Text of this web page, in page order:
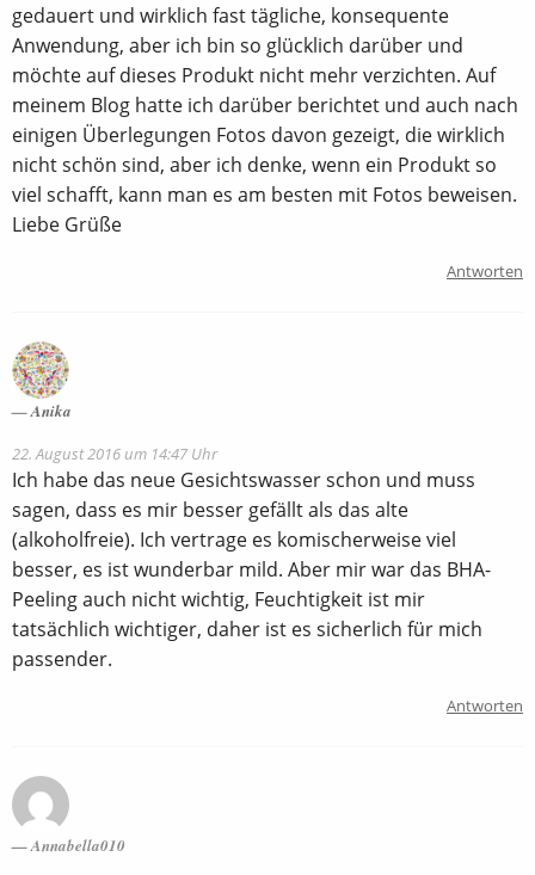
gedauert und wirklich fast tägliche, konsequente
Anwendung, aber ich bin so glücklich darüber und
möchte auf dieses Produkt nicht mehr verzichten. Auf
meinem Blog hatte ich darüber berichtet und auch nach
einigen Überlegungen Fotos davon gezeigt, die wirklich
nicht schön sind, aber ich denke, wenn ein Produkt so
viel schafft, kann man es am besten mit Fotos beweisen.
Liebe Grüße
Antworten
Anika
22. August 2016 um 14:47 Uhr
Ich habe das neue Gesichtswasser schon und muss
sagen, dass es mir besser gefällt als das alte
(alkoholfreie). Ich vertrage es komischerweise viel
besser, es ist wunderbar mild. Aber mir war das BHA-
Peeling auch nicht wichtig, Feuchtigkeit ist mir
tatsächlich wichtiger, daher ist es sicherlich für mich
passender.
Antworten
Annabella010